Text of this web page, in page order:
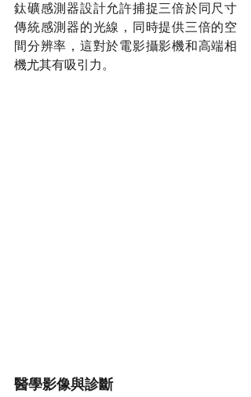
鈦礦感測器設計允許捕捉三倍於同尺寸
傳統感測器的光線，同時提供三倍的空
間分辨率，這對於電影攝影機和高端相
機尤其有吸引力。
醫學影像與診斷